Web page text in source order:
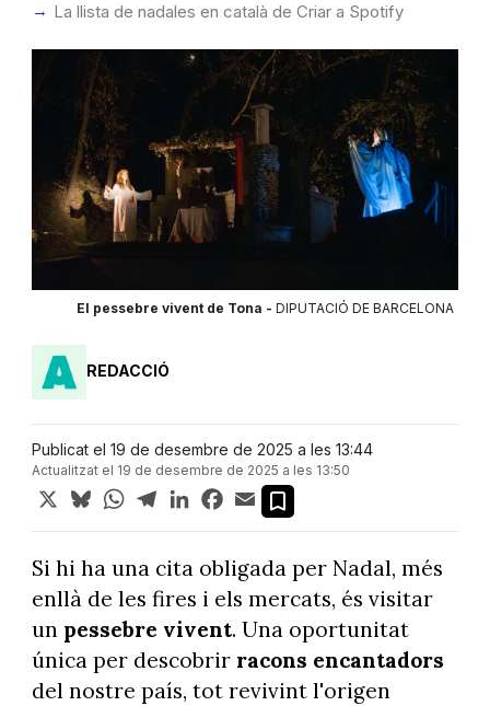
La llista de nadales en català de Criar a Spotify
El pessebre vivent de Tona - DIPUTACIÓ DE BARCELONA
REDACCIÓ
Publicat el 19 de desembre de 2025 a les 13:44
Actualitzat el 19 de desembre de 2025 a les 13:50
X BlueskyWhatsApp
TelegramLinkedInFacebook
Email
Si hi ha una cita obligada per Nadal, més
enllà de les fires i els mercats, és visitar
un pessebre vivent. Una oportunitat
única per descobrir racons encantadors
del nostre país, tot revivint l'origen